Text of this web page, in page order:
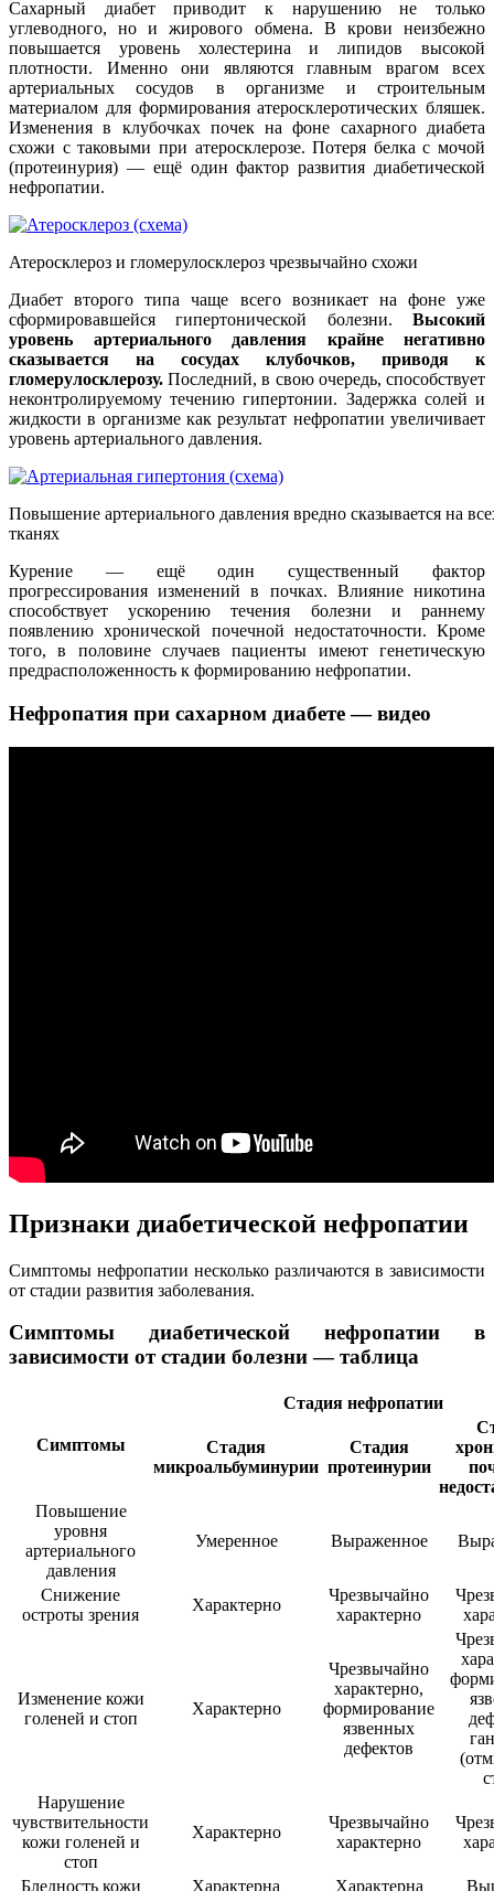
Сахарный диабет приводит к нарушению не только
углеводного, но и жирового обмена. В крови неизбежно
повышается уровень холестерина и липидов высокой
плотности. Именно они являются главным врагом всех
артериальных сосудов в организме и строительным
материалом для формирования атеросклеротических бляшек.
Изменения в клубочках почек на фоне сахарного диабета
схожи с таковыми при атеросклерозе. Потеря белка с мочой
(протеинурия) — ещё один фактор развития диабетической
нефропатии.
Атеросклероз и гломерулосклероз чрезвычайно схожи
Диабет второго типа чаще всего возникает на фоне уже
сформировавшейся гипертонической болезни. Высокий
уровень артериального давления крайне негативно
сказывается на сосудах клубочков, приводя к
гломерулосклерозу. Последний, в свою очередь, способствует
неконтролируемому течению гипертонии. Задержка солей и
жидкости в организме как результат нефропатии увеличивает
уровень артериального давления.
Повышение артериального давления вредно сказывается на
тканях
Курение — ещё один существенный фактор
прогрессирования изменений в почках. Влияние никотина
способствует ускорению течения болезни и раннему
появлению хронической почечной недостаточности. Кроме
того, в половине случаев пациенты имеют генетическую
предрасположенность к формированию нефропатии.
Нефропатия при сахарном диабете — видео
Признаки диабетической нефропатии
Симптомы нефропатии несколько различаются в зависимости
от стадии развития заболевания.
Симптомы диабетической нефропатии в
зависимости от стадии болезни — таблица
Симптомы
Стадия нефропатии
Стадия
микроальбуминурии
Стадия
протеинурии
Повышение
уровня
артериального
давления
Умеренное Выраженное
Снижение
остроты зрения
Характерно
Чрезвычайно
характерно
Изменение кожи
голеней и стоп
Характерно
Чрезвычайно
характерно,
формирование
язвенных
дефектов
Нарушение
чувствительности
кожи голеней и
стоп
Характерно
Чрезвычайно
характерно
Бледность кожи Характерна Характерна